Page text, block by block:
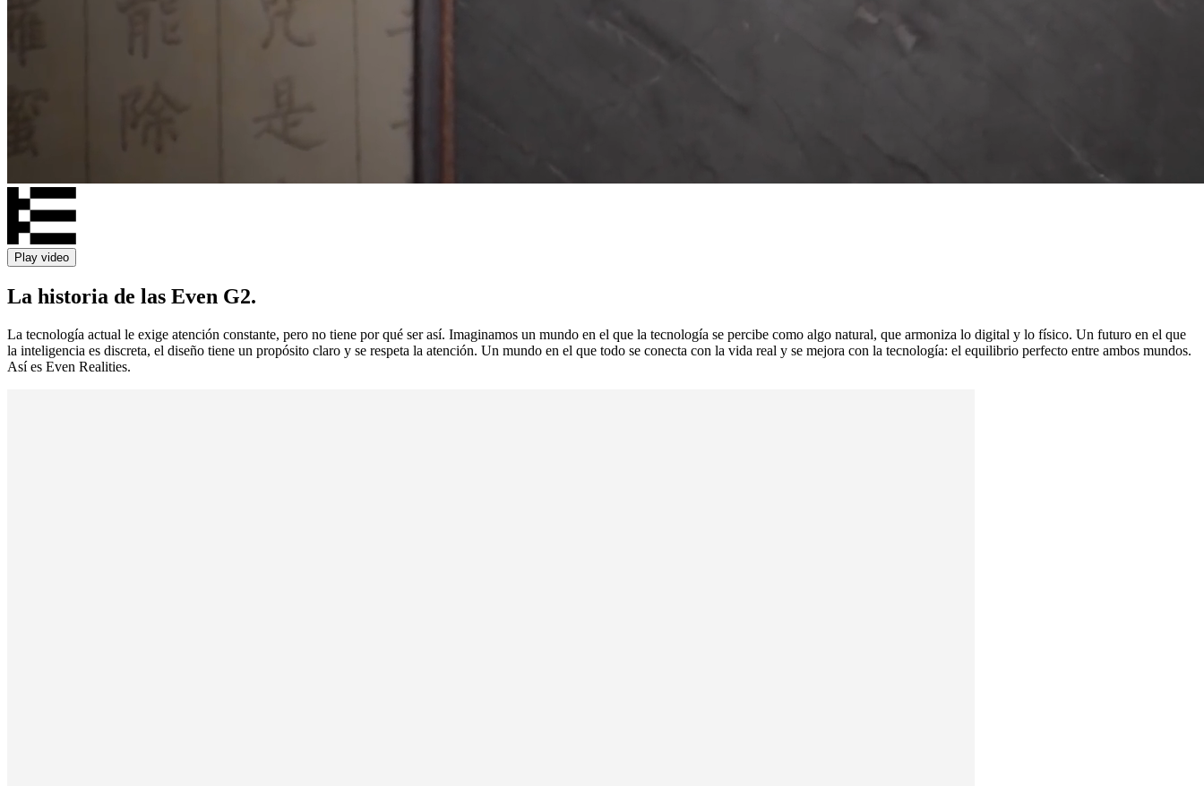
Play video
La historia de las Even G2.
La tecnología actual le exige atención constante, pero no tiene por qué ser así. Imaginamos un mundo en el que la tecnología se percibe como algo natural, que armoniza lo digital y lo físico. Un futuro en el que
la inteligencia es discreta, el diseño tiene un propósito claro y se respeta la atención. Un mundo en el que todo se conecta con la vida real y se mejora con la tecnología: el equilibrio perfecto entre ambos mundos.
Así es Even Realities.